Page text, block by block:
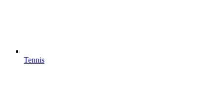
Tennis